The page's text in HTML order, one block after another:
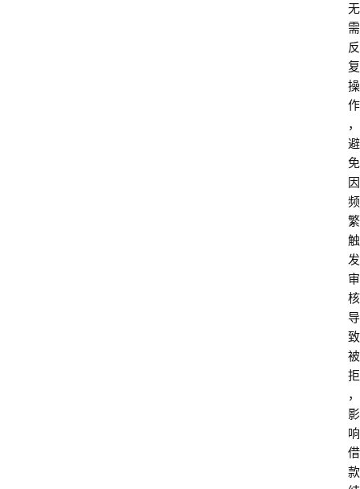
无
需
反
复
操
作
，
避
免
因
频
繁
触
发
审
核
导
致
被
拒
，
影
响
借
款